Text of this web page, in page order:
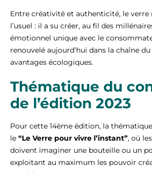
Entre créativité et authenticité, le verre
l’usuel : il a su créer, au fil des
émotionnel unique avec le
renouvelé aujourd’hui dans la chaîne
avantages écologiques.
Thématique du
de l’édition 2023
Pour cette 14ème édition, la
le “Le Verre pour vivre l’instant”, où
doivent imaginer une bouteille ou un
exploitant au maximum les pouvoir